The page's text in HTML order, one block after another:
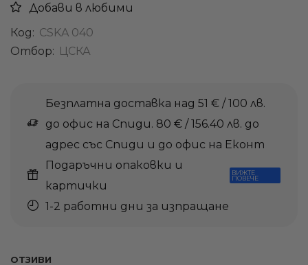
Добави в любими
Код: CSKA 040
Отбор: ЦСКА
Безплатна доставка над 51 € / 100 лв.
до офис на Спиди. 80 € / 156.40 лв. до
адрес със Спиди и до офис на Еконт
Подаръчни опаковки и
картички
ВИЖТЕ
ПОВЕЧЕ
1-2 работни дни за изпращане
ОТЗИВИ